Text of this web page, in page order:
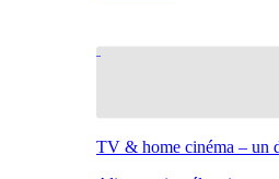
TV & home cinéma – un